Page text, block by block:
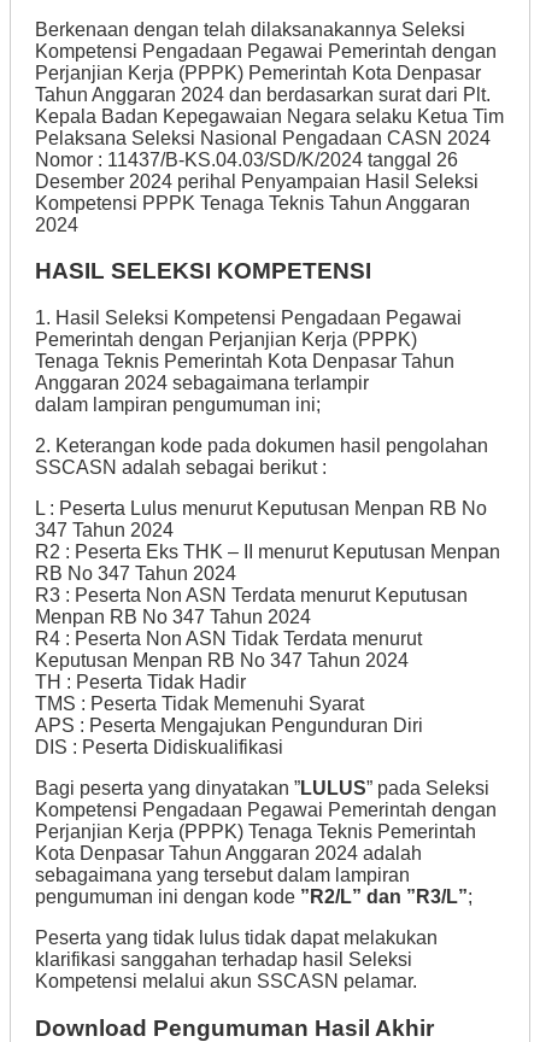
Berkenaan dengan telah dilaksanakannya Seleksi
Kompetensi Pengadaan Pegawai Pemerintah dengan
Perjanjian Kerja (PPPK) Pemerintah Kota Denpasar
Tahun Anggaran 2024 dan berdasarkan surat dari Plt.
Kepala Badan Kepegawaian Negara selaku Ketua Tim
Pelaksana Seleksi Nasional Pengadaan CASN 2024
Nomor : 11437/B-KS.04.03/SD/K/2024 tanggal 26
Desember 2024 perihal Penyampaian Hasil Seleksi
Kompetensi PPPK Tenaga Teknis Tahun Anggaran
2024
HASIL SELEKSI KOMPETENSI
1. Hasil Seleksi Kompetensi Pengadaan Pegawai
Pemerintah dengan Perjanjian Kerja (PPPK)
Tenaga Teknis Pemerintah Kota Denpasar Tahun
Anggaran 2024 sebagaimana terlampir
dalam lampiran pengumuman ini;
2. Keterangan kode pada dokumen hasil pengolahan
SSCASN adalah sebagai berikut :
L : Peserta Lulus menurut Keputusan Menpan RB No
347 Tahun 2024
R2 : Peserta Eks THK – II menurut Keputusan Menpan
RB No 347 Tahun 2024
R3 : Peserta Non ASN Terdata menurut Keputusan
Menpan RB No 347 Tahun 2024
R4 : Peserta Non ASN Tidak Terdata menurut
Keputusan Menpan RB No 347 Tahun 2024
TH : Peserta Tidak Hadir
TMS : Peserta Tidak Memenuhi Syarat
APS : Peserta Mengajukan Pengunduran Diri
DIS : Peserta Didiskualifikasi
Bagi peserta yang dinyatakan ”LULUS” pada Seleksi
Kompetensi Pengadaan Pegawai Pemerintah dengan
Perjanjian Kerja (PPPK) Tenaga Teknis Pemerintah
Kota Denpasar Tahun Anggaran 2024 adalah
sebagaimana yang tersebut dalam lampiran
pengumuman ini dengan kode ”R2/L” dan ”R3/L”;
Peserta yang tidak lulus tidak dapat melakukan
klarifikasi sanggahan terhadap hasil Seleksi
Kompetensi melalui akun SSCASN pelamar.
Download Pengumuman Hasil Akhir